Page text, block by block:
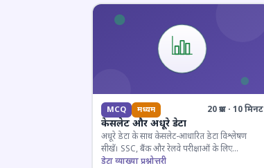
MCQ मध्यम 20 प्रश्न · 10 मिनट
केसलेट और अधूरे डेटा
अधूरे डेटा के साथ केसलेट-आधारित डेटा विश्लेषण
सीखें। SSC, बैंक और रेलवे परीक्षाओं के लिए
महत्वपूर्ण।
डेटा व्याख्या प्रश्नोत्तरी